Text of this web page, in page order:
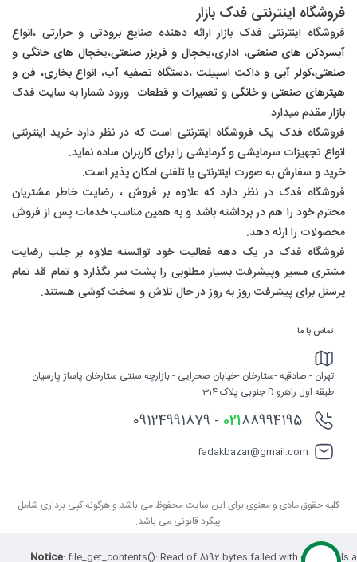
فروشگاه اینترنتی فدک بازار
فروشگاه اینترنتی فدک بازار ارائه دهنده صنایع برودتی و حرارتی ،انواع
آبسردکن های صنعتی، اداری،یخچال و فریزر صنعتی،یخچال های خانگی و
صنعتی،کولر آبی و داکت اسپیلت ،دستگاه تصفیه آب، انواعبخاری، فن و
هیترهای صنعتی و خانگی و تعمیرات و قطعات ورود شمارا به سایت فدک
بازار مقدم میدارد.
فروشگاه فدک یک فروشگاه اینترنتی است که در نظر دارد خرید اینترنتی
انواع تجهیزات سرمایشی و گرمایشی را برای کاربران ساده نماید.
خرید و سفارش به صورت اینترنتی یا تلفنی امکان پذیر است.
فروشگاه فدک در نظر دارد که علاوه بر فروش ، رضایت خاطر مشتریان
محترم خود را هم در برداشته باشد و به همین مناسب خدمات پس از فروش
محصولات را ارئه دهد.
فروشگاه فدک در یک دهه فعالیت خود توانسته علاوه بر جلب رضایت
مشتری مسیر وپیشرفت بسیار مطلوبی را پشت سر بگذارد و تمام قد تمام
پرسنل برای پیشرفت روز به روز در حال تلاش و سخت کوشی هستند.
تماس با ما
تهران - صادقیه -ستارخان -خیابان صحرایی - بازارچه سنتی ستارخان پاساژ پارسیان
طبقه اول راهرو D جنوبی پلاک 314
88994195 - 09124991879
fadakbazar@gmail.com
کلیه حقوق مادی و معنوی برای این سایت محفوظ می باشد و هرگونه کپی برداری شامل
پیگرد قانونی می باشد.
Notice: file_get_contents(): Read of 8192 bytes failed with errno=21 Is a